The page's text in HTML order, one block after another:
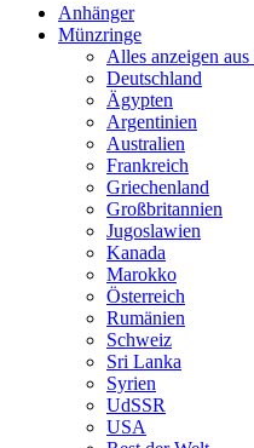
Anhänger
Münzringe
Alles anzeigen
Deutschland
Ägypten
Argentinien
Australien
Frankreich
Griechenland
Großbritannien
Jugoslawien
Kanada
Marokko
Österreich
Rumänien
Schweiz
Sri Lanka
Syrien
UdSSR
USA